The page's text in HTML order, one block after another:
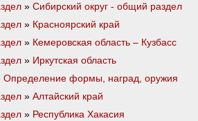
» Сибирский округ - общий раздел
» Красноярский край
» Кемеровская область – Кузбасс
» Иркутская область
Определение формы, наград, оружия
» Алтайский край
» Республика Хакасия